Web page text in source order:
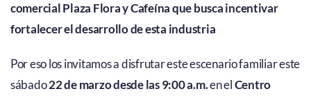
comercial Plaza Flora y Cafeína que busca incentivar
fortalecer el desarrollo de esta industria
Por eso los invitamos a disfrutar este escenario familiar este
sábado22 de marzo desde las 9:00 a.m.en elCentro